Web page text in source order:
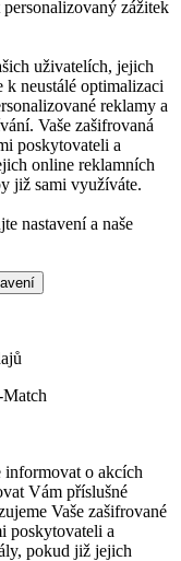
zážitek
uživatelích, jejich
neustálé optimalizaci
reklamy a
Vaše zašifrovaná
poskytovateli a
online reklamních
již sami využíváte.
nastavení a naše
informovat o akcích
Vám příslušné
Vaše zašifrované
poskytovateli a
pokud již jejich